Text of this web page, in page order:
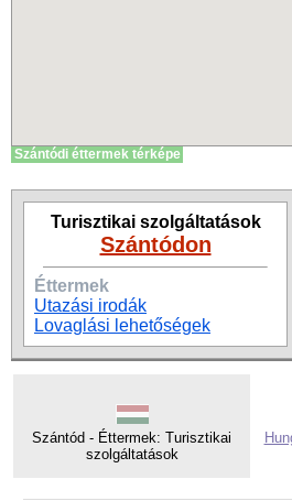
Szántódi éttermek térképe
Turisztikai szolgáltatások
Szántódon
Éttermek
Utazási irodák
Lovaglási lehetőségek
Szántód - Éttermek: Turisztikai
szolgáltatások